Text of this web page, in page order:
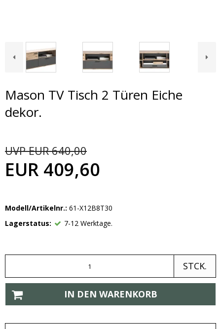
Mason TV Tisch 2 Türen Eiche
dekor.
EUR 409,60
UVP EUR 640,00
Modell/Artikelnr.: 61-X12B8T30
Lagerstatus:
7-12 Werktage.
STCK.
IN DEN WARENKORB